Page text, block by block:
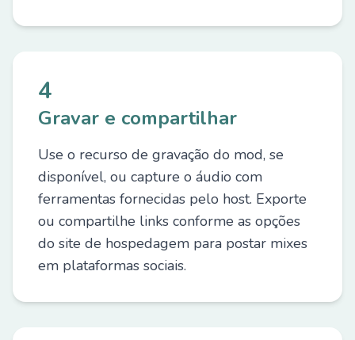
4
Gravar e compartilhar
Use o recurso de gravação do mod, se
disponível, ou capture o áudio com
ferramentas fornecidas pelo host. Exporte
ou compartilhe links conforme as opções
do site de hospedagem para postar mixes
em plataformas sociais.